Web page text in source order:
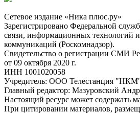
Сетевое издание «Ника плюс.ру»
Зарегистрировано Федеральной
связи, информационных технологий
коммуникаций (Роскомнадзор).
Свидетельство о регистрации СМИ
от 09 октября 2020 г.
ИНН 1001020058
Учредитель: ООО Телестанция
Главный редактор: Мазуровский
Настоящий ресурс может содержать
При цитировании материалов,